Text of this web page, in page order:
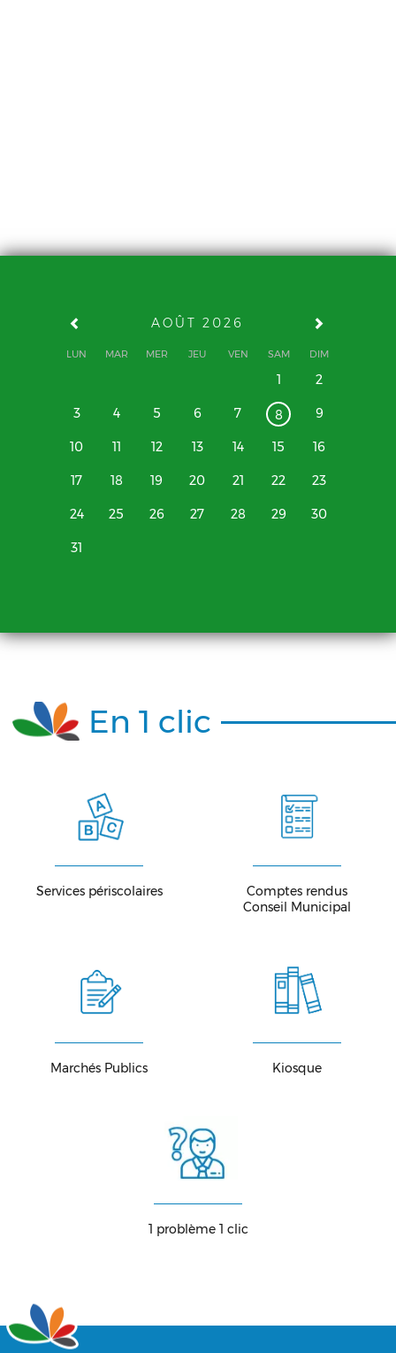
AOÛT 2026
LUN MAR MER JEU VEN SAM DIM
1 2
3 4 5 6 7 8 9
10 11 12 13 14 15 16
17 18 19 20 21 22 23
24 25 26 27 28 29 30
31
En 1 clic
Services périscolaires
Comptes rendus
Conseil Municipal
Marchés Publics Kiosque
1 problème 1 clic